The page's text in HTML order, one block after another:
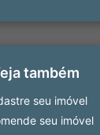
também
seu imóvel
seu imóvel